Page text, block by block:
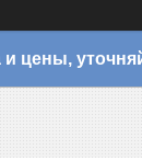
цены,